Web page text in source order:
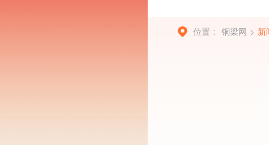
位置 : 铜梁网 > 新